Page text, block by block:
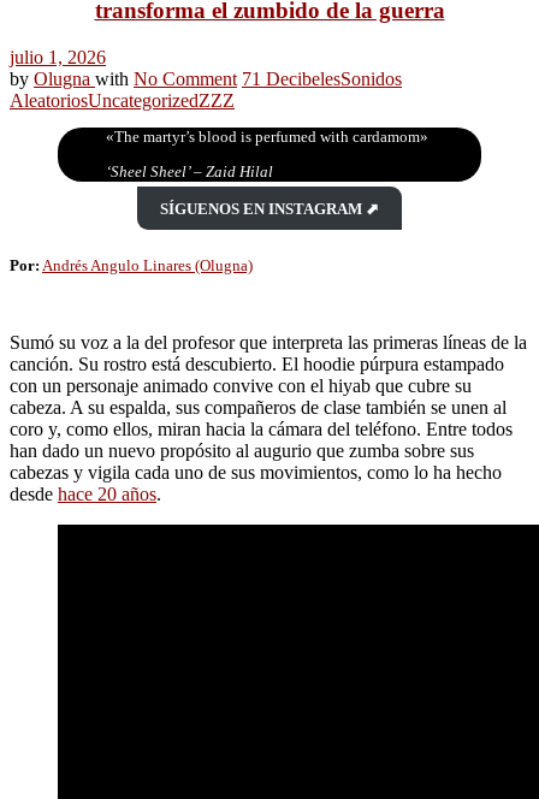
transforma el zumbido de la guerra
julio 1, 2026
by Olugna with No Comment 71 DecibelesSonidos
AleatoriosUncategorizedZZZ
«The martyr’s blood is perfumed with cardamom»
‘Sheel Sheel’ – Zaid Hilal
SÍGUENOS EN INSTAGRAM ⬈
Por: Andrés Angulo Linares (Olugna)
Sumó su voz a la del profesor que interpreta las primeras líneas de la
canción. Su rostro está descubierto. El hoodie púrpura estampado
con un personaje animado convive con el hiyab que cubre su
cabeza. A su espalda, sus compañeros de clase también se unen al
coro y, como ellos, miran hacia la cámara del teléfono. Entre todos
han dado un nuevo propósito al augurio que zumba sobre sus
cabezas y vigila cada uno de sus movimientos, como lo ha hecho
desde hace 20 años.